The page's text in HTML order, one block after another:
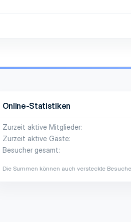
Online-Statistiken
Zurzeit aktive Mitglieder
Zurzeit aktive Gäste
Besucher gesamt
Die Summen können auch versteckte